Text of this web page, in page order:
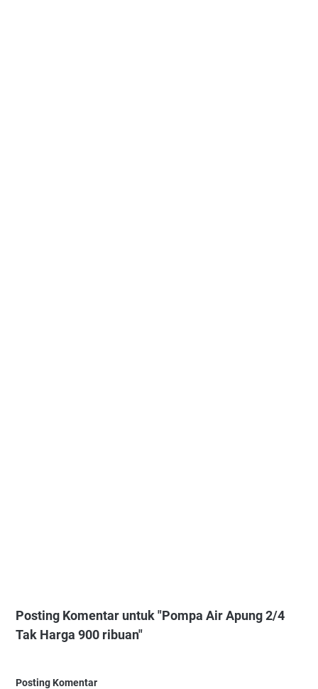
Posting Komentar untuk "Pompa Air Apung 2/4
Tak Harga 900 ribuan"
Posting Komentar